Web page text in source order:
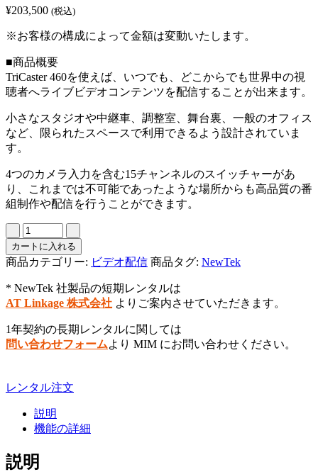
¥203,500 (税込)
※お客様の構成によって金額は変動いたします。
■商品概要
TriCaster 460を使えば、いつでも、どこからでも世界中の視
聴者へライブビデオコンテンツを配信することが出来ます。
小さなスタジオや中継車、調整室、舞台裏、一般のオフィス
など、限られたスペースで利用できるよう設計されていま
す。
4つのカメラ入力を含む15チャンネルのスイッチャーがあ
り、これまでは不可能であったような場所からも高品質の番
組制作や配信を行うことができます。
カートに入れる
商品カテゴリー: ビデオ配信 商品タグ: NewTek
* NewTek 社製品の短期レンタルは
AT Linkage 株式会社 よりご案内させていただきます。
1年契約の長期レンタルに関しては
問い合わせフォームより MIM にお問い合わせください。
レンタル注文
説明
機能の詳細
説明